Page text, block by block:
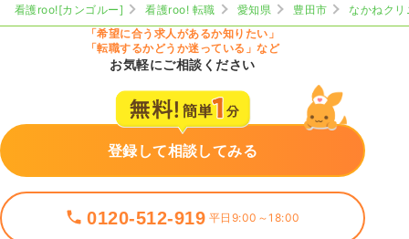
看護roo![カンゴルー] 看護roo! 転職 愛知県 豊田市
なかねク
「希望に合う求人があるか知りたい」
「転職するかどうか迷っている」など
お気軽にご相談ください
登録して相談してみる
0120-512-919 平日9:00～18:00